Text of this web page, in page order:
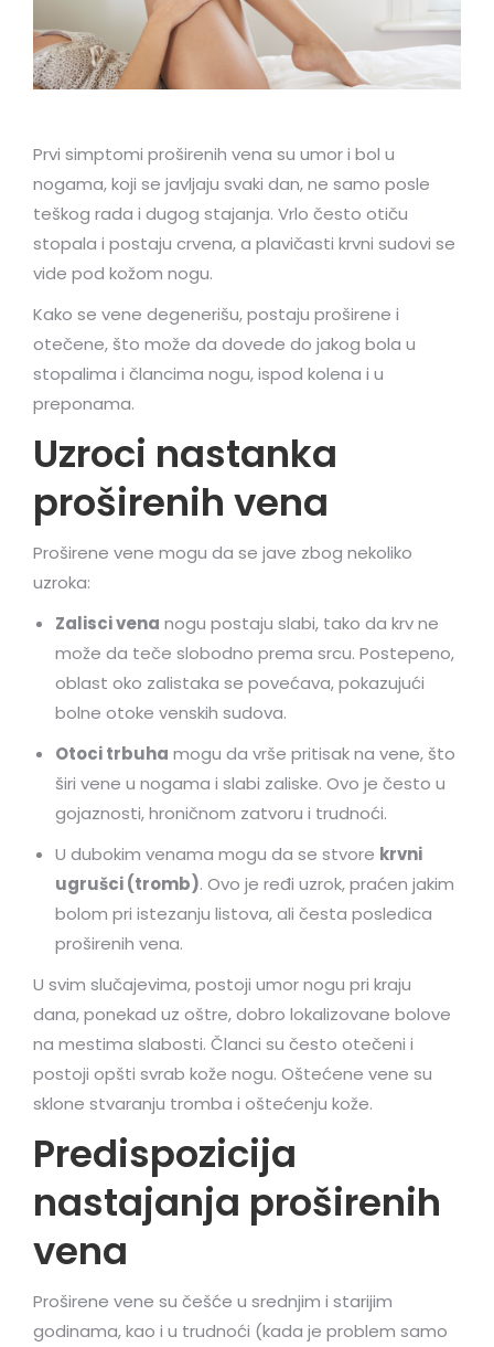
Prvi simptomi proširenih vena su umor i bol u
nogama, koji se javljaju svaki dan, ne samo posle
teškog rada i dugog stajanja. Vrlo često otiču
stopala i postaju crvena, a plavičasti krvni sudovi se
vide pod kožom nogu.
Kako se vene degenerišu, postaju proširene i
otečene, što može da dovede do jakog bola u
stopalima i člancima nogu, ispod kolena i u
preponama.
Uzroci nastanka
proširenih vena
Proširene vene mogu da se jave zbog nekoliko
uzroka:
Zalisci vena nogu postaju slabi, tako da krv ne
može da teče slobodno prema srcu. Postepeno,
oblast oko zalistaka se povećava, pokazujući
bolne otoke venskih sudova.
Otoci trbuha mogu da vrše pritisak na vene, što
širi vene u nogama i slabi zaliske. Ovo je često u
gojaznosti, hroničnom zatvoru i trudnoći.
U dubokim venama mogu da se stvore krvni
ugrušci (tromb). Ovo je ređi uzrok, praćen jakim
bolom pri istezanju listova, ali česta posledica
proširenih vena.
U svim slučajevima, postoji umor nogu pri kraju
dana, ponekad uz oštre, dobro lokalizovane bolove
na mestima slabosti. Članci su često otečeni i
postoji opšti svrab kože nogu. Oštećene vene su
sklone stvaranju tromba i oštećenju kože.
Predispozicija
nastajanja proširenih
vena
Proširene vene su češće u srednjim i starijim
godinama, kao i u trudnoći (kada je problem samo